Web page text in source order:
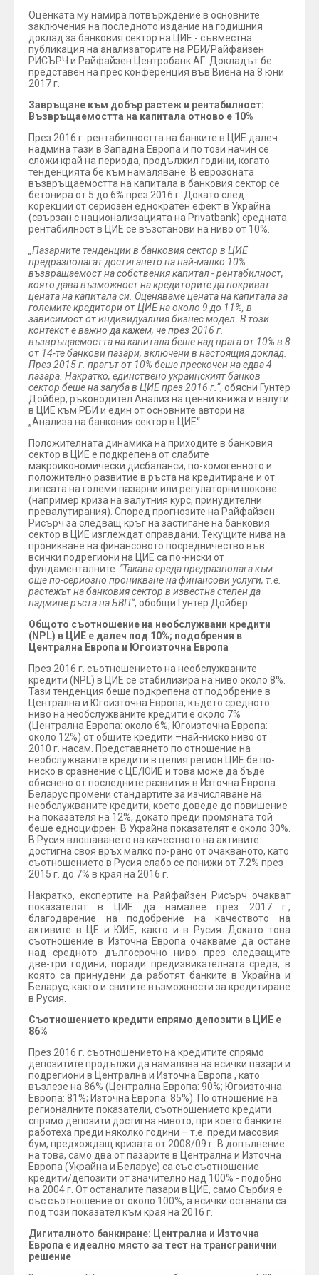
Оценката му намира потвърждение в основните
заключения на последното издание на годишния
доклад за банковия сектор на ЦИЕ - съвместна
публикация на анализаторите на РБИ/Райфайзен
РИСЪРЧ и Райфайзен Центробанк АГ. Докладът бе
представен на прес конференция във Виена на 8 юни
2017 г.
Завръщане към добър растеж и рентабилност:
Възвръщаемостта на капитала отново е 10%
През 2016 г. рентабилността на банките в ЦИЕ далеч
надмина тази в Западна Европа и по този начин се
сложи край на периода, продължил години, когато
тенденцията бе към намаляване. В еврозоната
възвръщаемостта на капитала в банковия сектор се
бетонира от 5 до 6% през 2016 г. Докато след
корекции от сериозен еднократен ефект в Украйна
(свързан с национализацията на Privatbank) средната
рентабилност в ЦИЕ се възстанови на ниво от 10%.
„Пазарните тенденции в банковия сектор в ЦИЕ
предразполагат достигането на най-малко 10%
възвращаемост на собствения капитал - рентабилност,
която дава възможност на кредиторите да покриват
цената на капитала си. Оценяваме цената на капитала за
големите кредитори от ЦИЕ на около 9 до 11%, в
зависимост от индивидуалния бизнес модел. В този
контекст е важно да кажем, че през 2016 г.
възвръщаемостта на капитала беше над прага от 10% в 8
от 14-те банкови пазари, включени в настоящия доклад.
През 2015 г. прагът от 10% беше прескочен на едва 4
пазара. Накратко, единствено украинският банков
сектор беше на загуба в ЦИЕ през 2016 г.“, обясни Гунтер
Дойбер, ръководител Анализ на ценни книжа и валути
в ЦИЕ към РБИ и един от основните автори на
„Анализа на банковия сектор в ЦИЕ“.
Положителната динамика на приходите в банковия
сектор в ЦИЕ е подкрепена от слабите
макроикономически дисбаланси, по-хомогенното и
положително развитие в ръста на кредитиране и от
липсата на големи пазарни или регулаторни шокове
(например криза на валутния курс, принудителни
превалутирания). Според прогнозите на Райфайзен
Рисърч за следващ кръг на застигане на банковия
сектор в ЦИЕ изглеждат оправдани. Текущите нива на
проникване на финансовото посредничество във
всички подрегиони на ЦИЕ са по-ниски от
фундаменталните. "Такава среда предразполага към
още по-сериозно проникване на финансови услуги, т.е.
растежът на банковия сектор в известна степен да
надмине ръста на БВП“, обобщи Гунтер Дойбер.
Общото съотношение на необслужвани кредити
(NPL) в ЦИЕ е далеч под 10%; подобрения в
Централна Европа и Югоизточна Европа
През 2016 г. съотношението на необслужваните
кредити (NPL) в ЦИЕ се стабилизира на ниво около 8%.
Тази тенденция беше подкрепена от подобрение в
Централна и Югоизточна Европа, където средното
ниво на необслужваните кредити е около 7%
(Централна Европа: около 6%; Югоизточна Европа:
около 12%) от общите кредити –най-ниско ниво от
2010 г. насам. Представянето по отношение на
необслужваните кредити в целия регион ЦИЕ бе по-
ниско в сравнение с ЦЕ/ЮИЕ и това може да бъде
обяснено от последните развития в Източна Европа.
Беларус промени стандартите за изчисляване на
необслужваните кредити, което доведе до повишение
на показателя на 12%, докато преди промяната той
беше едноцифрен. В Украйна показателят е около 30%.
В Русия влошаването на качеството на активите
достигна своя връх малко по-рано от очакваното, като
съотношението в Русия слабо се понижи от 7.2% през
2015 г. до 7% в края на 2016 г.
Накратко, експертите на Райфайзен Рисърч очакват
показателят в ЦИЕ да намалее през 2017 г.,
благодарение на подобрение на качеството на
активите в ЦЕ и ЮИЕ, както и в Русия. Докато това
съотношение в Източна Европа очакваме да остане
над средното дългосрочно ниво през следващите
две-три години, поради предизвикателната среда, в
която са принудени да работят банките в Украйна и
Беларус, както и свитите възможности за кредитиране
в Русия.
Съотношението кредити спрямо депозити в ЦИЕ е
86%
През 2016 г. съотношението на кредитите спрямо
депозитите продължи да намалява на всички пазари и
подрегиони в Централна и Източна Европа , като
възлезе на 86% (Централна Европа: 90%; Югоизточна
Европа: 81%; Източна Европа: 85%). По отношение на
регионалните показатели, съотношението кредити
спрямо депозити достигна нивото, при което банките
работеха преди няколко години – т.е. преди масовия
бум, предхождащ кризата от 2008/09 г. В допълнение
на това, само два от пазарите в Централна и Източна
Европа (Украйна и Беларус) са със съотношение
кредити/депозити от значително над 100% - подобно
на 2004 г. От останалите пазари в ЦИЕ, само Сърбия е
със съотношение от около 100%, а всички останали са
под този показател към края на 2016 г.
Дигиталното банкиране: Централна и Източна
Европа е идеално място за тест на трансгранични
решение